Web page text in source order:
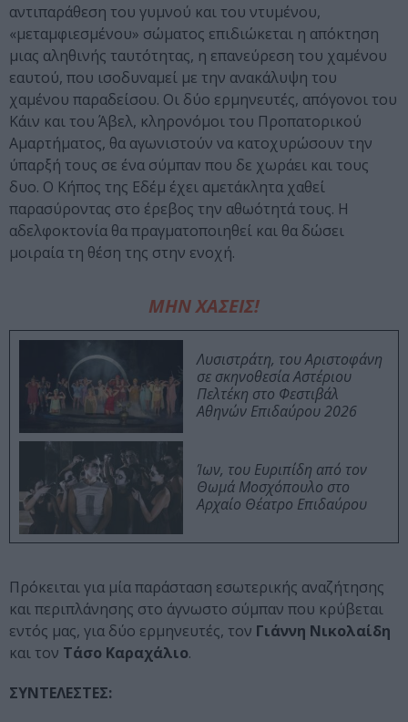
αντιπαράθεση του γυμνού και του ντυμένου,
«μεταμφιεσμένου» σώματος επιδιώκεται η απόκτηση
μιας αληθινής ταυτότητας, η επανεύρεση του χαμένου
εαυτού, που ισοδυναμεί με την ανακάλυψη του
χαμένου παραδείσου. Οι δύο ερμηνευτές, απόγονοι του
Κάιν και του Άβελ, κληρονόμοι του Προπατορικού
Αμαρτήματος, θα αγωνιστούν να κατοχυρώσουν την
ύπαρξή τους σε ένα σύμπαν που δε χωράει και τους
δυο. Ο Κήπος της Εδέμ έχει αμετάκλητα χαθεί
παρασύροντας στο έρεβος την αθωότητά τους. Η
αδελφοκτονία θα πραγματοποιηθεί και θα δώσει
μοιραία τη θέση της στην ενοχή.
ΜΗΝ ΧΑΣΕΙΣ!
Λυσιστράτη, του Αριστοφάνη
σε σκηνοθεσία Αστέριου
Πελτέκη στο Φεστιβάλ
Αθηνών Επιδαύρου 2026
Ίων, του Ευριπίδη από τον
Θωμά Μοσχόπουλο στο
Αρχαίο Θέατρο Επιδαύρου
Πρόκειται για μία παράσταση εσωτερικής αναζήτησης
και περιπλάνησης στο άγνωστο σύμπαν που κρύβεται
εντός μας, για δύο ερμηνευτές, τον Γιάννη Νικολαίδη
και τον Τάσο Καραχάλιο.
ΣΥΝΤΕΛΕΣΤΕΣ: